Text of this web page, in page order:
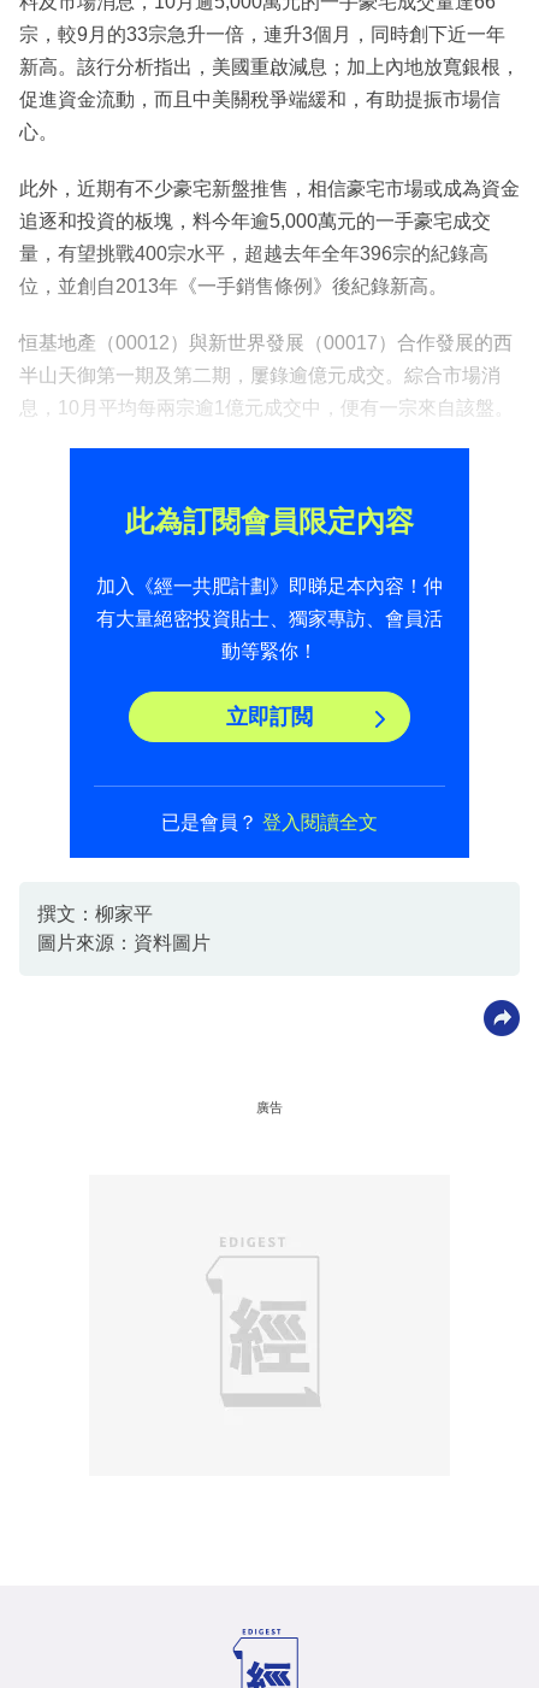
宗，較9月的33宗急升一倍，連升3個月，同時創下近一年
新高。該行分析指出，美國重啟減息；加上內地放寬銀根，
促進資金流動，而且中美關稅爭端緩和，有助提振市場信
心。
此外，近期有不少豪宅新盤推售，相信豪宅市場或成為資金
追逐和投資的板塊，料今年逾5,000萬元的一手豪宅成交
量，有望挑戰400宗水平，超越去年全年396宗的紀錄高
位，並創自2013年《一手銷售條例》後紀錄新高。
恒基地產（00012）與新世界發展（00017）合作發展的西
半山天御第一期及第二期，屢錄逾億元成交。綜合市場消
息，10月平均每兩宗逾1億元成交中，便有一宗來自該盤。
此為訂閱會員限定內容
加入《經一共肥計劃》即睇足本內容！仲
有大量絕密投資貼士、獨家專訪、會員活
動等緊你！
立即訂閲
已是會員？ 登入閱讀全文
撰文：柳家平
圖片來源：資料圖片
廣告